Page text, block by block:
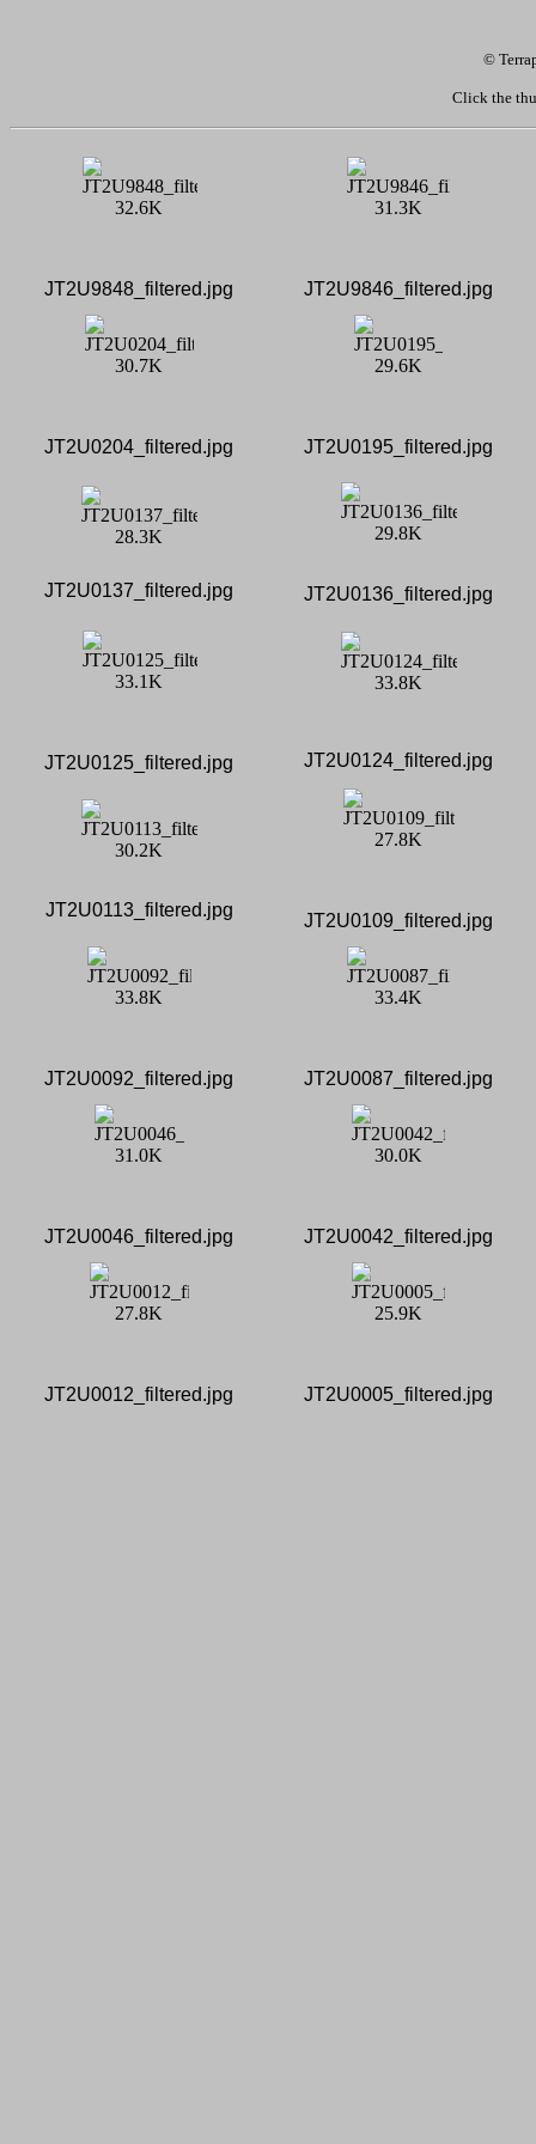
©
Click the
JT2U9848_filtered.jpg JT2U9846_filtered.jpg
JT2U0204_filtered.jpg JT2U0195_filtered.jpg
JT2U0137_filtered.jpg JT2U0136_filtered.jpg
JT2U0125_filtered.jpg JT2U0124_filtered.jpg
JT2U0113_filtered.jpg
JT2U0109_filtered.jpg
JT2U0092_filtered.jpg JT2U0087_filtered.jpg
JT2U0046_filtered.jpg JT2U0042_filtered.jpg
JT2U0012_filtered.jpg JT2U0005_filtered.jpg